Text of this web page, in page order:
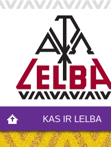
KAS IR LELBA